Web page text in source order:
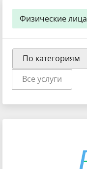
Физические лица
По категориям
Все услуги